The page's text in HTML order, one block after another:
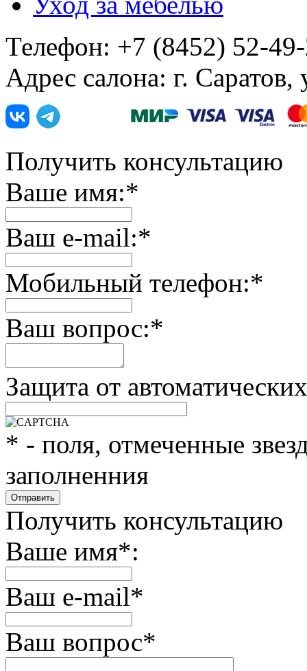
Телефон: +7 (8452) 52-
Адрес салона: г. Саратов,
Получить консультацию
Ваше имя:*
Ваш e-mail:*
Мобильный телефон:*
Ваш вопрос:*
Защита от
* - поля, отмеченные
заполненния
Получить консультацию
Ваше имя*:
Ваш e-mail*
Ваш вопрос*